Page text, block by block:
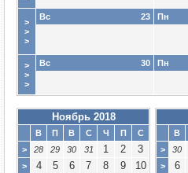
>
>
>
23
Вс Пн
>
>
>
30
Вс Пн
Ноябрь 2018
В П В С Ч П
С
>
28 29 30 31 1 2 3
> 4 5 6 7 8 9 10
В
>
30
> 6